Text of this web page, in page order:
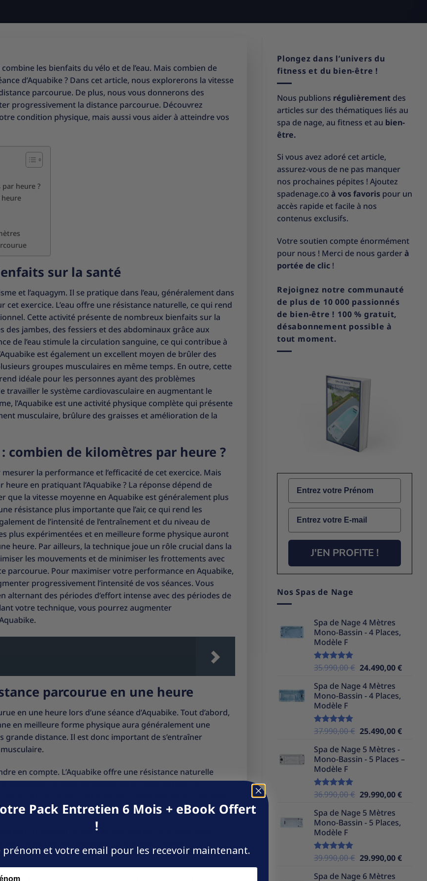
les bienfaits du vélo et de l’eau. Mais combien de
d’Aquabike ? Dans cet article, nous explorerons la vitesse
parcourue. De plus, nous vous donnerons des
progressivement la distance parcourue. Découvrez
condition physique, mais aussi vous aider à atteindre vos
heure ?
sur la santé
et l’aquagym. Il se pratique dans l’eau, généralement dans
exercice. L’eau offre une résistance naturelle, ce qui rend
Cette activité présente de nombreux bienfaits sur la
des jambes, des fessiers et des abdominaux grâce aux
de l’eau stimule la circulation sanguine, ce qui contribue à
est également un excellent moyen de brûler des
groupes musculaires en même temps. En outre, cette
idéale pour les personnes ayant des problèmes
travailler le système cardiovasculaire en augmentant le
l’Aquabike est une activité physique complète qui présente
musculaire, brûlure des graisses et amélioration de la
combien de kilomètres par heure ?
la performance et l’efficacité de cet exercice. Mais
en pratiquant l’Aquabike ? La réponse dépend de
que la vitesse moyenne en Aquabike est généralement plus
résistance plus importante que l’air, ce qui rend les
de l’intensité de l’entraînement et du niveau de
plus expérimentées et en meilleure forme physique auront
heure. Par ailleurs, la technique joue un rôle crucial dans la
les mouvements et de minimiser les frottements avec
parcourue. Pour maximiser votre performance en Aquabike,
progressivement l’intensité de vos séances. Vous
alternant des périodes d’effort intense avec des périodes de
votre technique, vous pourrez augmenter
parcourue en une heure
en une heure lors d’une séance d’Aquabike. Tout d’abord,
en meilleure forme physique aura généralement une
distance. Il est donc important de s’entraîner
en compte. L’Aquabike offre une résistance naturelle
résistance de l’eau est élevée, plus il sera difficile de
de régler correctement l’intensité de la résistance
influencer la distance parcourue. Une technique
des mouvements, ce qui peut conduire à une
de la nutrition avant et pendant l’exercice. Une bonne
Plongez dans l’univers du
fitness et du bien-être !
Nous publions régulièrement des
articles sur des thématiques liés au
spa de nage, au fitness et au bien-
être.
Si vous avez adoré cet article,
assurez-vous de ne pas manquer
nos prochaines pépites ! Ajoutez
spadenage.co à vos favoris pour un
accès rapide et facile à nos
contenus exclusifs.
Votre soutien compte énormément
pour nous ! Merci de nous garderà
portée de clic !
Rejoignez notre communauté
de plus de 10 000 passionnés
de bien-être ! 100 % gratuit,
désabonnement possible à
tout moment.
Name
Email
J'EN PROFITE !
Nos Spas de Nage
Spa de Nage 4 Mètres
Mono-Bassin - 4 Places,
Modèle F
Note5.00
35.990,00€ Le
initial
était :
24.490,00€Le
Spa de Nage 4 Mètres
Mono-Bassin - 4 Places,
Modèle F
Note5.00
37.990,00€ Le
initial
était :
25.490,00€Le
est :
Spa de Nage 5 Mètres -
Mono-Bassin - 5 Places –
Modèle F
Note5.00
36.990,00€ Le
initial
était :
29.990,00€Le
Spa de Nage 5 Mètres
Mono-Bassin - 5 Places,
Modèle F
Note5.00
39.990,00€ Le
initial
29.990,00€Le
Spa de Nage 6 Mètres
Pack Entretien 6 Mois + eBook Offert
!
prénom et votre email pour les recevoir maintenant.